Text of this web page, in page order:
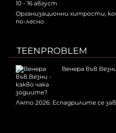
Организационни хитрости,
по-лесно
TEENPROBLEM
Венера във
Лято 2026: Еспадрилите се